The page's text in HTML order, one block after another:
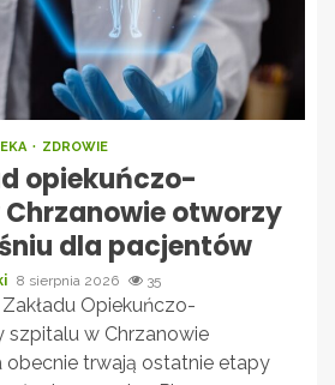
ZDROWIE
opiekuńczo-
otworzy
dla pacjentów
8 sierpnia 2026 35
Opiekuńczo-
szpitalu w Chrzanowie
obecnie trwają ostatnie etapy